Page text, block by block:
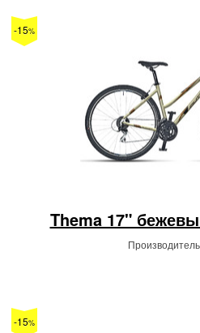
-15%
Thema 17"
-15%